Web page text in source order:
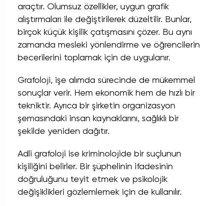
araçtır. Olumsuz özellikler, uygun grafik
alıştırmaları ile değiştirilerek düzeltilir. Bunlar,
birçok küçük kişilik çatışmasını çözer. Bu aynı
zamanda mesleki yönlendirme ve öğrencilerin
becerilerini toplamak için de uygulanır.
Grafoloji, işe alımda sürecinde de mükemmel
sonuçlar verir. Hem ekonomik hem de hızlı bir
tekniktir. Ayrıca bir şirketin organizasyon
şemasındaki insan kaynaklarını, sağlıklı bir
şekilde yeniden dağıtır.
Adli grafoloji ise kriminolojide bir suçlunun
kişiliğini belirler. Bir şüphelinin ifadesinin
doğruluğunu teyit etmek ve psikolojik
değişiklikleri gözlemlemek için de kullanılır.